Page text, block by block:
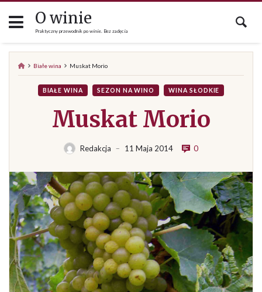
to
O winie
Praktyczny przewodnik po winie. Bez zadęcia
Białe wina Muskat Morio
BIAŁE WINA SEZON NA WINO WINA SŁODKIE
Muskat Morio
Redakcja — 11 Maja 2014 0